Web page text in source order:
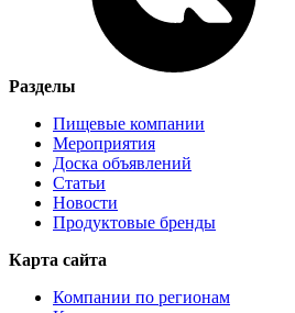
Разделы
Пищевые компании
Мероприятия
Доска объявлений
Статьи
Новости
Продуктовые бренды
Карта сайта
Компании по регионам